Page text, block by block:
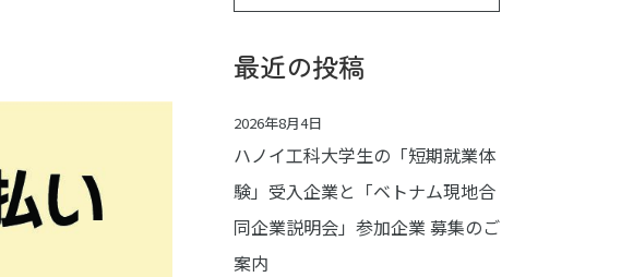
最近の投稿
ハノイ工科大学生の「短期就業体
験」受入企業と「ベトナム現地合
同企業説明会」参加企業 募集のご
案内
2026年8月4日